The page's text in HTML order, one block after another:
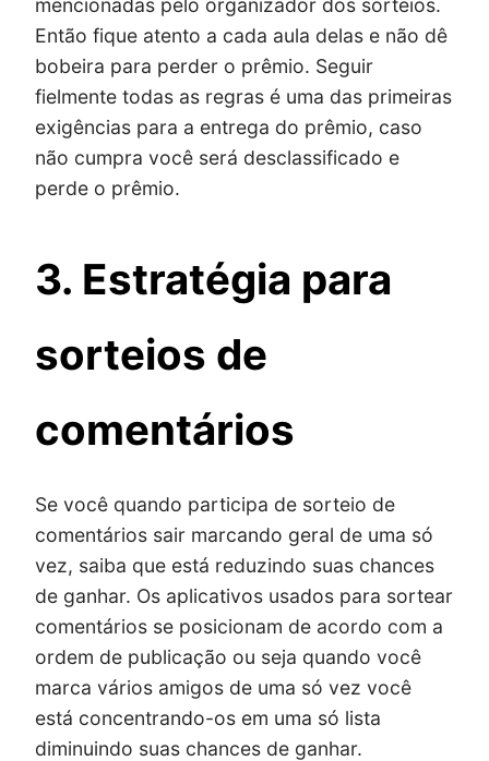
mencionadas pelo organizador dos sorteios.
Então fique atento a cada aula delas e não dê
bobeira para perder o prêmio. Seguir
fielmente todas as regras é uma das primeiras
exigências para a entrega do prêmio, caso
não cumpra você será desclassificado e
perde o prêmio.
3. Estratégia para
sorteios de
comentários
Se você quando participa de sorteio de
comentários sair marcando geral de uma só
vez, saiba que está reduzindo suas chances
de ganhar. Os aplicativos usados para sortear
comentários se posicionam de acordo com a
ordem de publicação ou seja quando você
marca vários amigos de uma só vez você
está concentrando-os em uma só lista
diminuindo suas chances de ganhar.